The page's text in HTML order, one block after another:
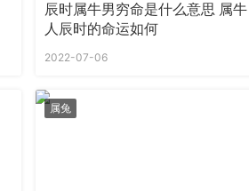
辰时属牛男穷命是什么意思 属牛
人辰时的命运如何
2022-07-06
属兔